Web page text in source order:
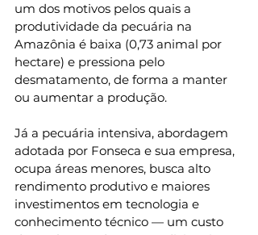
um dos motivos pelos quais a
produtividade da pecuária na
Amazônia é baixa (0,73 animal por
hectare) e pressiona pelo
desmatamento, de forma a manter
ou aumentar a produção.
Já a pecuária intensiva, abordagem
adotada por Fonseca e sua empresa,
ocupa áreas menores, busca alto
rendimento produtivo e maiores
investimentos em tecnologia e
conhecimento técnico — um custo